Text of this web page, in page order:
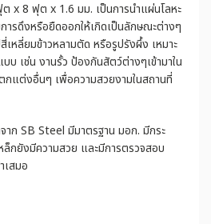
x 8 ฟุต x 1.6 มม. เป็นการนำแผ่นโลหะ
ารดึงหรือยืดออกให้เกิดเป็นลักษณะต่างๆ
หลี่ยมข้าวหลามตัด หรือรูปรังผึ้ง เหมาะ
บ เช่น งานรั้ว ป้องกันสัตว์ต่างๆเข้ามาใน
แต่งอื่นๆ เพื่อความสวยงามในสถานที่
าก SB Steel มีมาตรฐาน มอก. มีกระ
ล็กยังมีความสวย และมีการตรวจสอบ
สมอ